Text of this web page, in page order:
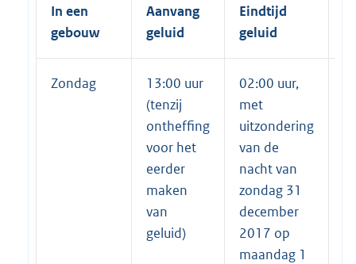
In een
gebouw
Aanvang
geluid
Eindtijd
geluid
Zondag
13:00 uur
(tenzij
ontheffing
voor het
eerder
maken
van
geluid)
02:00 uur,
met
uitzondering
van de
nacht van
zondag 31
december
2017 op
maandag 1